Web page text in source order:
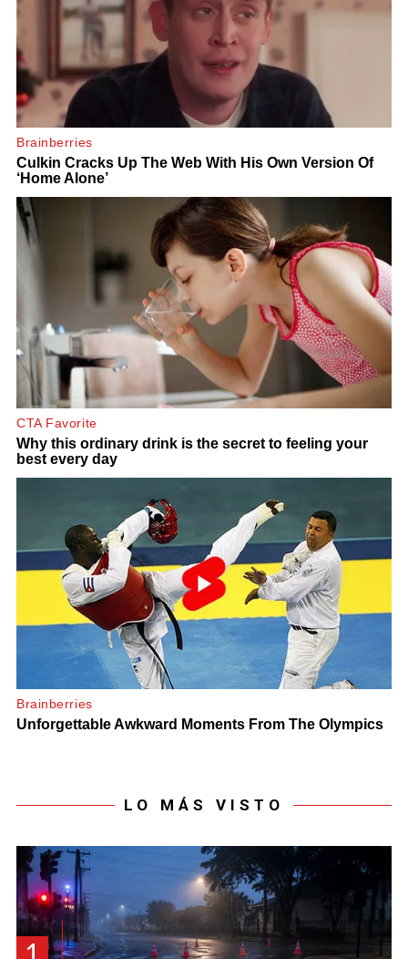
LO MÁS VISTO